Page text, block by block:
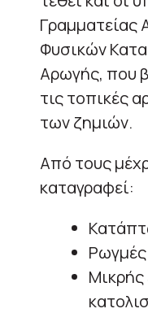
Φυσικών
Αρωγής, που
τις τοπικές
των ζημιών.
Από τους
καταγραφεί:
Ρωγμές